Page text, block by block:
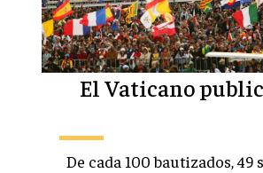
El Vaticano
De cada 100 bautizados, 49